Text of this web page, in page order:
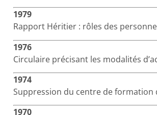
1979
Rapport Héritier : rôles des
1976
Circulaire précisant les modalités
1974
Suppression du centre de formation
1970